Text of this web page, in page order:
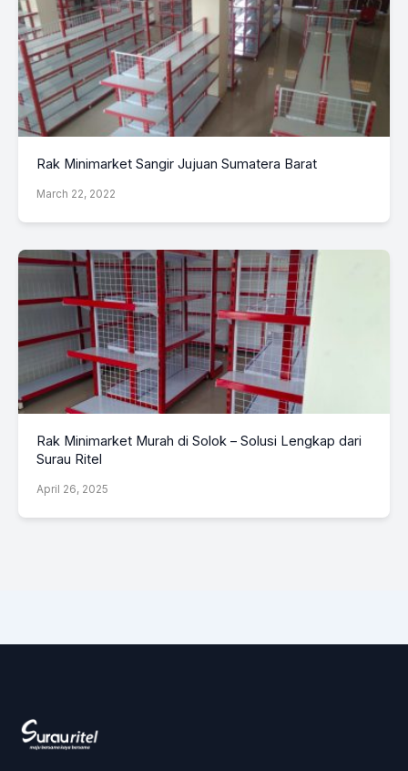
Rak Minimarket Sangir Jujuan Sumatera Barat
March 22, 2022
Rak Minimarket Murah di Solok – Solusi Lengkap dari
Surau Ritel
April 26, 2025